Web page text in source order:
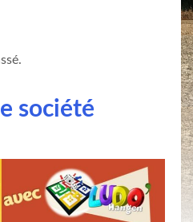
société